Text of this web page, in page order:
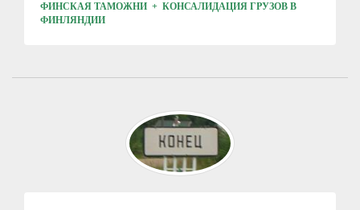
ФИНСКАЯ ТАМОЖНИ + КОНСАЛИДАЦИЯ ГРУЗОВ В
ФИНЛЯНДИИ